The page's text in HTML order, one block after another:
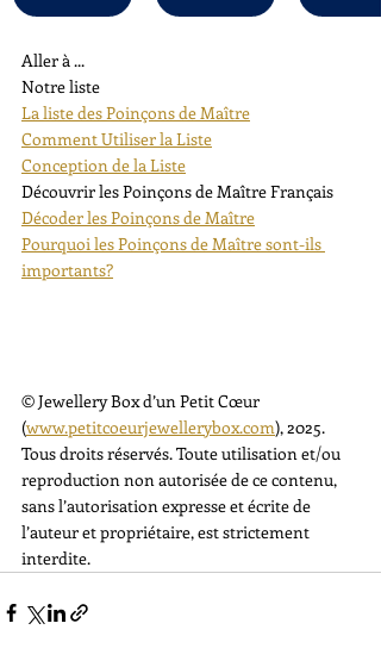
Aller à ...
Notre liste
La liste des Poinçons de Maître
Comment Utiliser la Liste
Conception de la Liste
Découvrir les Poinçons de Maître Français
Décoder les Poinçons de Maître
Pourquoi les Poinçons de Maître sont-ils
importants?
© Jewellery Box d’un Petit Cœur
(www.petitcoeurjewellerybox.com), 2025.
Tous droits réservés. Toute utilisation et/ou
reproduction non autorisée de ce contenu,
sans l’autorisation expresse et écrite de
l’auteur et propriétaire, est strictement
interdite.